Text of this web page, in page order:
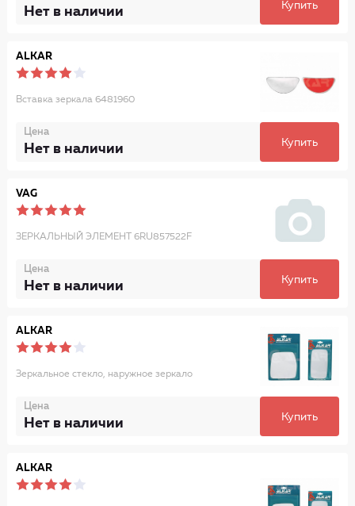
Нет в наличии Купить
ALKAR
Вставка зеркала 6481960
Цена
Нет в наличии Купить
VAG
ЗЕРКАЛЬНЫЙ ЭЛЕМЕНТ 6RU857522F
Цена
Нет в наличии Купить
ALKAR
Зеркальное стекло, наружное зеркало
Цена
Нет в наличии Купить
ALKAR